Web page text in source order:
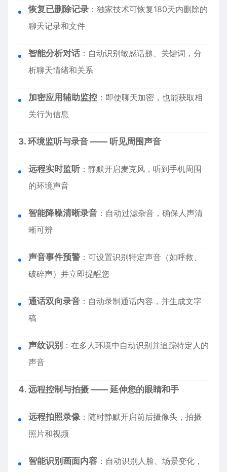
恢复已删除记录 ：独家技术可恢复180天内删除的
聊天记录和文件
智能分析对话 ：自动识别敏感话题、关键词，分
析聊天情绪和关系
加密应用辅助监控 ：即使聊天加密，也能获取相
关行为信息
3. 环境监听与录音 —— 听见周围声音
远程实时监听 ：静默开启麦克风，听到手机周围
的环境声音
智能降噪清晰录音 ：自动过滤杂音，确保人声清
晰可辨
声音事件预警 ：可设置识别特定声音（如呼救、
破碎声）并立即提醒您
通话双向录音 ：自动录制通话内容，并生成文字
稿
声纹识别 ：在多人环境中自动识别并追踪特定人的
声音
4. 远程控制与拍摄 —— 延伸您的眼睛和手
远程拍照录像：随时静默开启前后摄像头，拍摄
照片和视频
智能识别画面内容 ：自动识别人脸、场景变化，